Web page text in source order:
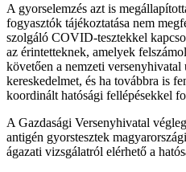
A gyorselemzés azt is
fogyasztók tájékoztatása nem
szolgáló COVID-tesztekkel
az érintetteknek, amelyek
követően a nemzeti
kereskedelmet, és ha továbbra is
koordinált hatósági fellépésekkel
A Gazdasági Versenyhivatal
antigén gyorstesztek
ágazati vizsgálatról elérhető a